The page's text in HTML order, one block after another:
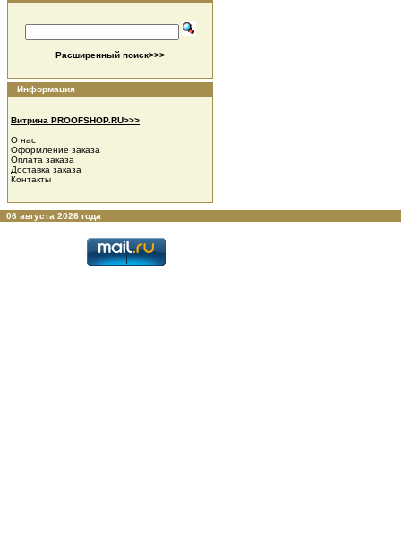
Расширенный поиск>>>
Информация
Витрина PROOFSHOP.RU>>>
О нас
Оформление заказа
Оплата заказа
Доставка заказа
Контакты
06 августа 2026 года